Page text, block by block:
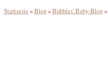
Startseite »Blog»Bubbles' Baby-Blog»